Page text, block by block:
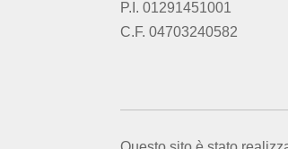
P.I. 01291451001
C.F. 04703240582